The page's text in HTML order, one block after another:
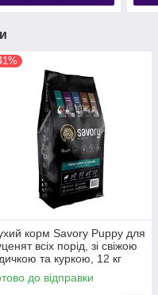
корм Savory Puppy для
всіх порід, зі свіжою
та куркою, 12 кг
до відправки